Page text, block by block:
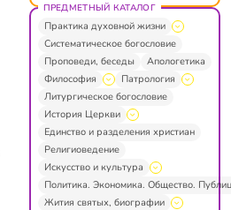
ПРЕДМЕТНЫЙ КАТАЛОГ
Практика духовной жизни
Систематическое богословие
Проповеди, беседы
Апологетика
Философия
Патрология
Литургическое богословие
История Церкви
Единство и разделения христиан
Религиоведение
Искусство и культура
Политика. Экономика. Общество.
Жития святых, биографии